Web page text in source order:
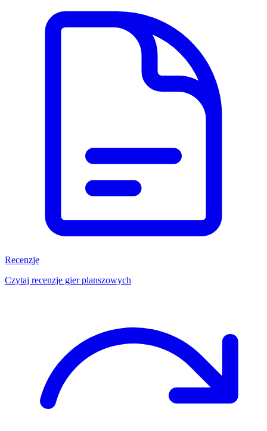
Recenzje
Czytaj recenzje gier planszowych